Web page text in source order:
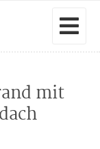
mit